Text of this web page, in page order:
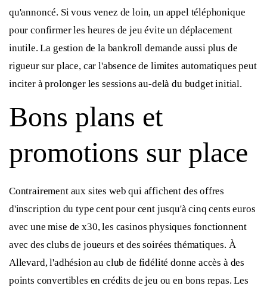
qu'annoncé. Si vous venez de loin, un appel téléphonique
pour confirmer les heures de jeu évite un déplacement
inutile. La gestion de la bankroll demande aussi plus de
rigueur sur place, car l'absence de limites automatiques peut
inciter à prolonger les sessions au-delà du budget initial.
Bons plans et
promotions sur place
Contrairement aux sites web qui affichent des offres
d'inscription du type cent pour cent jusqu'à cinq cents euros
avec une mise de x30, les casinos physiques fonctionnent
avec des clubs de joueurs et des soirées thématiques. À
Allevard, l'adhésion au club de fidélité donne accès à des
points convertibles en crédits de jeu ou en bons repas. Les